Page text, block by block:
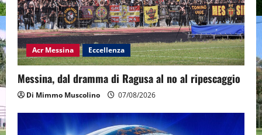
Acr Messina Eccellenza
Messina, dal dramma di Ragusa al no al ripescaggio
Di Mimmo Muscolino 07/08/2026